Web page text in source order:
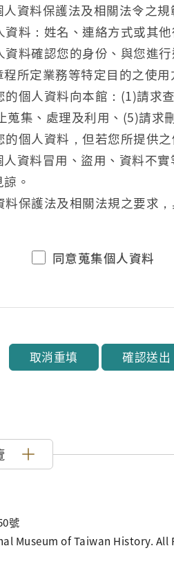
資料保護法及相關法令之規
料：姓名、連絡方式或其
料確認您的身份、與您進
所定業務等特定目的之使用
個人資料向本館：(1)請求
集、處理及利用、(5)請求
個人資料，但若您所提供
資料冒用、盜用、資料不
。
保護法及相關法規之要求
同意蒐集個人資料
取消重填 確認送出
號
Museum of Taiwan History. All